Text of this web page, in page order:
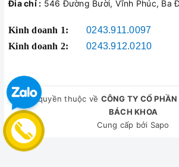
Đia chỉ : 546 Đường Bười, Vĩnh Phúc, Ba
Kinh doanh 1:
0243.911.0097
Kinh doanh 2:
0243.912.0210
© Bản quyền thuộc về CÔNG TY CỔ
BÁCH KHOA
Cung cấp bởi Sapo